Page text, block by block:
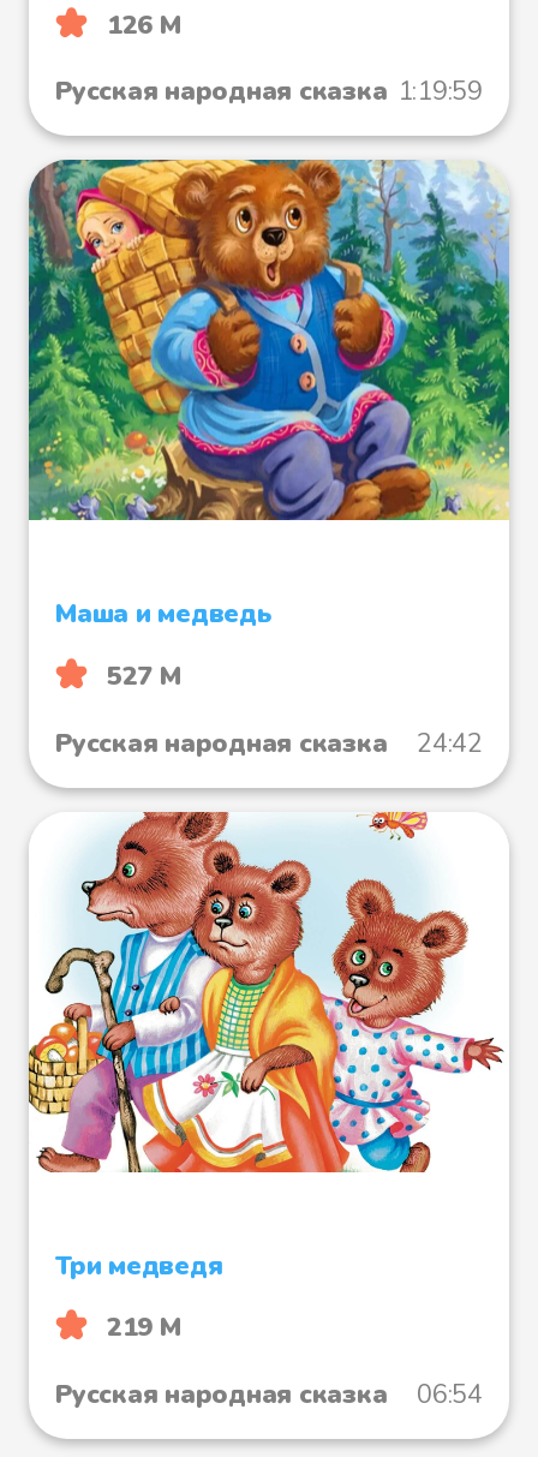
126 М
Русская народная сказка 1:19:59
Маша и медведь
527 М
Русская народная сказка
24:42
Три медведя
219 М
Русская народная сказка
06:54